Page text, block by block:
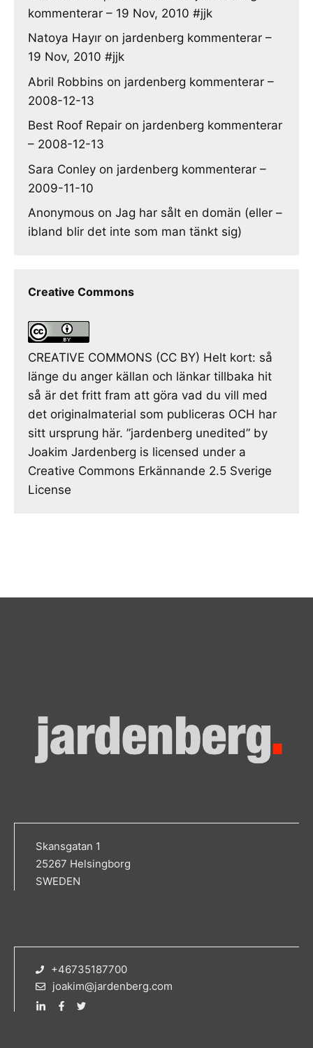
kommenterar – 19 Nov, 2010 #jjk
Natoya Hayır on jardenberg kommenterar –
19 Nov, 2010 #jjk
Abril Robbins on jardenberg kommenterar –
2008-12-13
Best Roof Repair on jardenberg kommenterar
– 2008-12-13
Sara Conley on jardenberg kommenterar –
2009-11-10
Anonymous on Jag har sålt en domän (eller –
ibland blir det inte som man tänkt sig)
Creative Commons
CREATIVE COMMONS (CC BY) Helt kort: så
länge du anger källan och länkar tillbaka hit
så är det fritt fram att göra vad du vill med
det originalmaterial som publiceras OCH har
sitt ursprung här. ”jardenberg unedited” by
Joakim Jardenberg is licensed under a
Creative Commons Erkännande 2.5 Sverige
License
Skansgatan 1
25267 Helsingborg
SWEDEN
+46735187700
joakim@jardenberg.com